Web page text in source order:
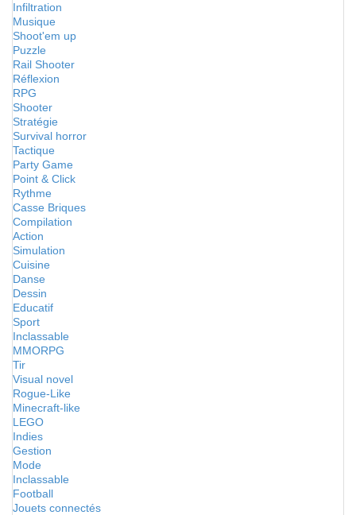
Infiltration
Musique
Shoot'em up
Puzzle
Rail Shooter
Réflexion
RPG
Shooter
Stratégie
Survival horror
Tactique
Party Game
Point & Click
Rythme
Casse Briques
Compilation
Action
Simulation
Cuisine
Danse
Dessin
Educatif
Sport
Inclassable
MMORPG
Tir
Visual novel
Rogue-Like
Minecraft-like
LEGO
Indies
Gestion
Mode
Inclassable
Football
Jouets connectés